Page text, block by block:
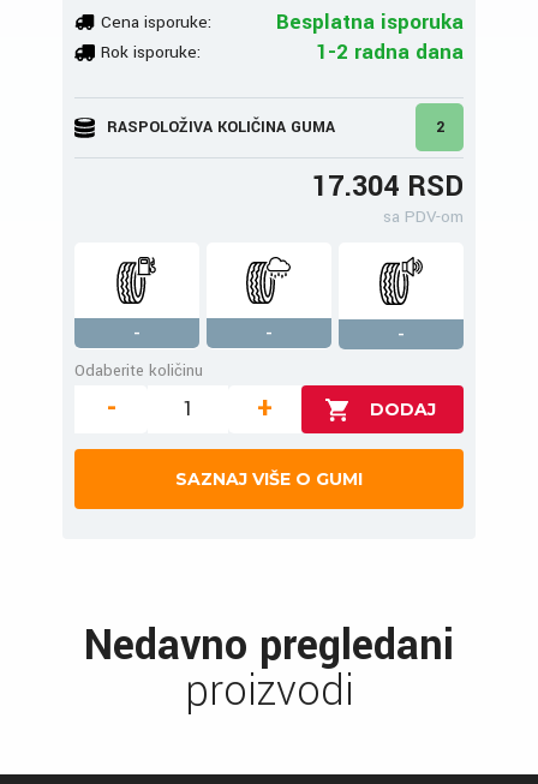
Cena isporuke: Besplatna isporuka
Rok isporuke: 1-2 radna dana
RASPOLOŽIVA KOLIČINA GUMA 2
17.304 RSD
sa PDV-om
- -
-
Odaberite količinu
- +
SAZNAJ VIŠE O GUMI
Nedavno pregledani
proizvodi